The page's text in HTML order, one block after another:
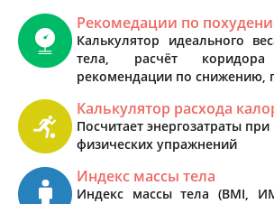
Рекомедации по
Калькулятор идеального
тела, расчёт коридора
рекомендации по снижению,
Калькулятор расхода
Посчитает энергозатраты
физических упражнений
Индекс массы тела
Индекс массы тела (BMI,